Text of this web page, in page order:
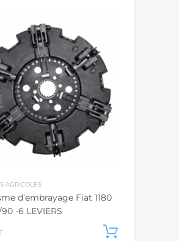
AGRICOLES
d’embrayage Fiat 1180
90 -6 LEVIERS